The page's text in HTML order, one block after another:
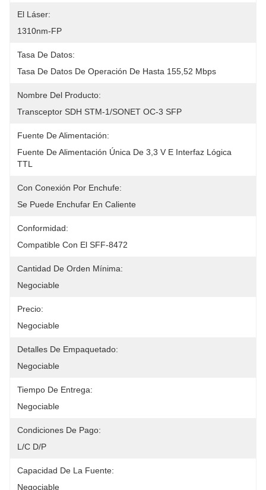
El Láser:
1310nm-FP
Tasa De Datos:
Tasa De Datos De Operación De Hasta 155,52 Mbps
Nombre Del Producto:
Transceptor SDH STM-1/SONET OC-3 SFP
Fuente De Alimentación:
Fuente De Alimentación Única De 3,3 V E Interfaz Lógica
TTL
Con Conexión Por Enchufe:
Se Puede Enchufar En Caliente
Conformidad:
Compatible Con El SFF-8472
Cantidad De Orden Mínima:
Negociable
Precio:
Negociable
Detalles De Empaquetado:
Negociable
Tiempo De Entrega:
Negociable
Condiciones De Pago:
L/C D/P
Capacidad De La Fuente:
Negociable